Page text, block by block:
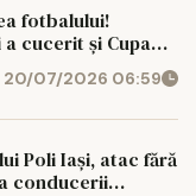
fotbalului!
cucerit și Cupa
20/07/2026 06:59
Poli Iași, atac fără
conducerii